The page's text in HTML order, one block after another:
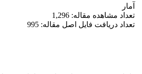
آمار
تعداد مشاهده مقاله: 1,296
تعداد دریافت فایل اصل مقاله: 995